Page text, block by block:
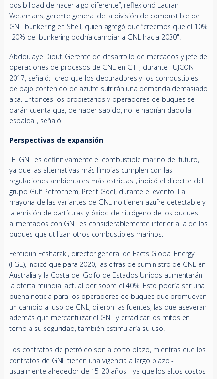
posibilidad de hacer algo diferente”, reflexionó Lauran
Wetemans, gerente general de la división de combustible de
GNL bunkering en Shell, quien agregó que “creemos que el 10%
-20% del bunkering podría cambiar a GNL hacia 2030".
Abdoulaye Diouf, Gerente de desarrollo de mercados y jefe de
operaciones de procesos de GNL en GTT, durante FUJCON
2017, señaló: "creo que los depuradores y los combustibles
de bajo contenido de azufre sufrirán una demanda demasiado
alta. Entonces los propietarios y operadores de buques se
darán cuenta que, de haber sabido, no le habrían dado la
espalda", señaló.
Perspectivas de expansión
"El GNL es definitivamente el combustible marino del futuro,
ya que las alternativas más limpias cumplen con las
regulaciones ambientales más estrictas", indicó el director del
grupo Gulf Petrochem, Prerit Goel, durante el evento. La
mayoría de las variantes de GNL no tienen azufre detectable y
la emisión de partículas y óxido de nitrógeno de los buques
alimentados con GNL es considerablemente inferior a la de los
buques que utilizan otros combustibles marinos.
Fereidun Fesharaki, director general de Facts Global Energy
(FGE), indicó que para 2020, las cifras de suministro de GNL en
Australia y la Costa del Golfo de Estados Unidos aumentarán
la oferta mundial actual por sobre el 40%. Esto podría ser una
buena noticia para los operadores de buques que promueven
un cambio al uso de GNL, dijeron las fuentes, las que aseveran
además que mercantilizar el GNL y erradicar los mitos en
torno a su seguridad, también estimularía su uso.
Los contratos de petróleo son a corto plazo, mientras que los
contratos de GNL tienen una vigencia a largo plazo -
usualmente alrededor de 15-20 años - ya que los altos costos